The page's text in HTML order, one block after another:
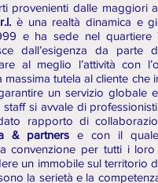
provenienti dalle maggiori
è una realtà dinamica e
e ha sede nel quartiere
dall’esigenza da parte
al meglio l’attività con
tutela al cliente che
un servizio globale
si avvale di
rapporto di
& partners e con il
convenzione per tutti i
un immobile sul territorio
la serietà e la